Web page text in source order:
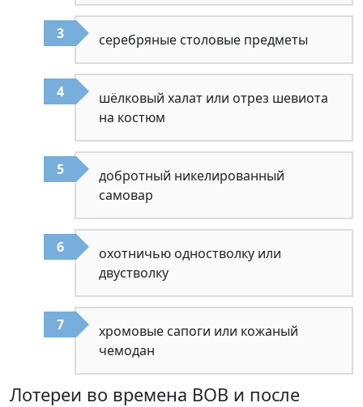
серебряные столовые предметы
шёлковый халат или отрез шевиота
на костюм
добротный никелированный
самовар
охотничью одностволку или
двустволку
хромовые сапоги или кожаный
чемодан
Лотереи во времена ВОВ и после